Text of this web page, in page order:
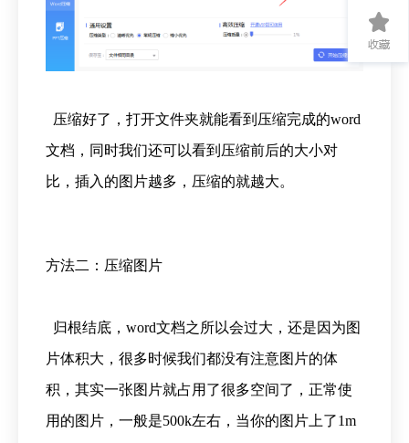
压缩好了，打开文件夹就能看到压缩完成的word
文档，同时我们还可以看到压缩前后的大小对
比，插入的图片越多，压缩的就越大。
方法二：压缩图片
归根结底，word文档之所以会过大，还是因为图
片体积大，很多时候我们都没有注意图片的体
积，其实一张图片就占用了很多空间了，正常使
用的图片，一般是500k左右，当你的图片上了1m